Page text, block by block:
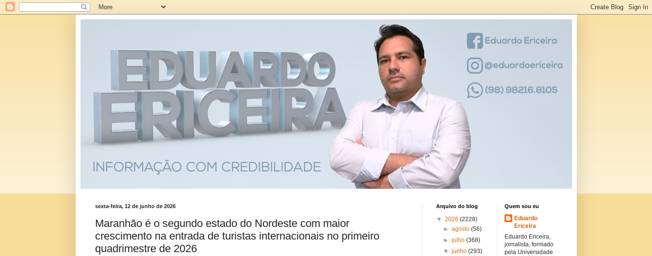
sexta-feira, 12 de junho de 2026
Maranhão é o segundo estado do Nordeste com maior
crescimento na entrada de turistas internacionais no primeiro
quadrimestre de 2026
Arquivo do blog
▼ 2026 (2228)
► agosto (56)
► julho (368)
▼ junho (293)
Quem sou eu
Eduardo
Ericeira
Eduardo Ericeira,
jornalista, formado
pela Universidade